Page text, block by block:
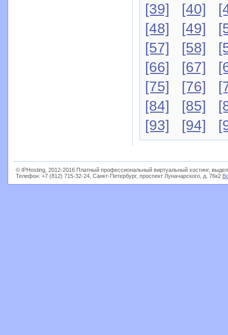
[39]
[40]
[48]
[49]
[57]
[58]
[66]
[67]
[75]
[76]
[84]
[85]
[93]
[94]
© IPHosting, 2012-2016 Платный профессиональный виртуальный хостинг,
Телефон: +7 (812) 715-32-24, Санкт-Петербург, проспект Луначарского, д. 76к2